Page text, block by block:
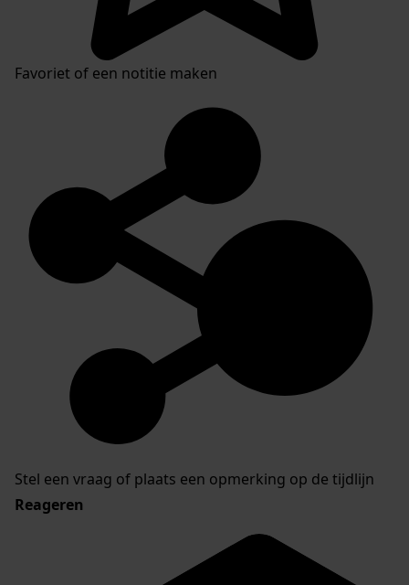
Favoriet of een notitie maken
Stel een vraag of plaats een opmerking op de tijdlijn
Reageren